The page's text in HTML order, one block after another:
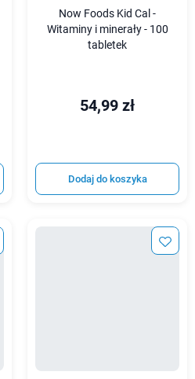
Now Foods Kid Cal -
Witaminy i minerały - 100
tabletek
54,99 zł
Dodaj do koszyka